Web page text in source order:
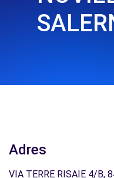
Adres
VIA TERRE RISAIE 4/B,